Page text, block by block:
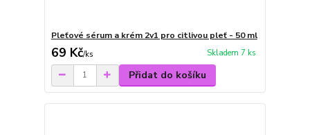
Pleťové sérum a krém 2v1 pro citlivou pleť - 50 ml
69 Kč/ks Skladem 7 ks
Přidat do košíku